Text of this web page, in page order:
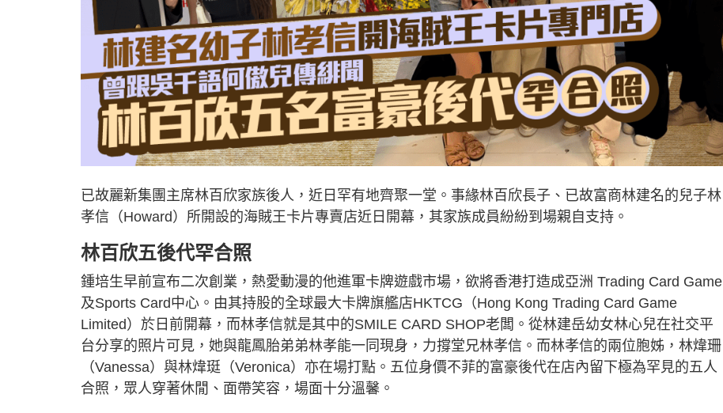
已故麗新集團主席林百欣家族後人，近日罕有地齊聚一堂。事緣林百欣長子、已故富商林建名的兒子林
孝信（Howard）所開設的海賊王卡片專賣店近日開幕，其家族成員紛紛到場親自支持。
林百欣五後代罕合照
鍾培生早前宣布二次創業，熱愛動漫的他進軍卡牌遊戲市場，欲將香港打造成亞洲 Trading Card Game
及Sports Card中心。由其持股的全球最大卡牌旗艦店HKTCG（Hong Kong Trading Card Game
Limited）於日前開幕，而林孝信就是其中的SMILE CARD SHOP老闆。從林建岳幼女林心兒在社交平
台分享的照片可見，她與龍鳳胎弟弟林孝能一同現身，力撐堂兄林孝信。而林孝信的兩位胞姊，林煒珊
（Vanessa）與林煒珽（Veronica）亦在場打點。五位身價不菲的富豪後代在店內留下極為罕見的五人
合照，眾人穿著休閒、面帶笑容，場面十分溫馨。